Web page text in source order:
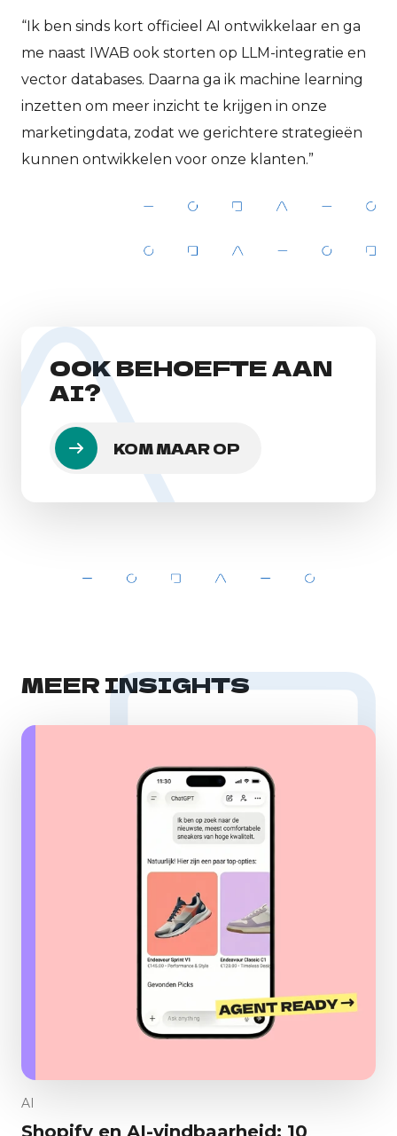
“Ik ben sinds kort officieel AI ontwikkelaar en ga
me naast IWAB ook storten op LLM-integratie en
vector databases. Daarna ga ik machine learning
inzetten om meer inzicht te krijgen in onze
marketingdata, zodat we gerichtere strategieën
kunnen ontwikkelen voor onze klanten.”
OOK BEHOEFTE AAN
AI?
KOM MAAR OP
MEER INSIGHTS
AI
Shopify en AI-vindbaarheid: 10